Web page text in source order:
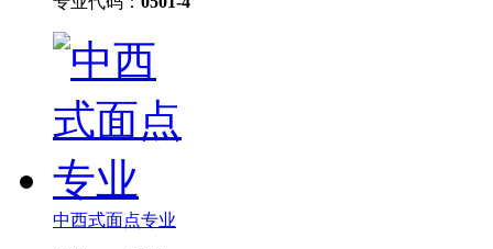
中西式面点专业